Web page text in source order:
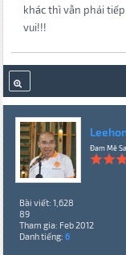
khác thì vẫn phải
vui!!!
Đam Mê
Bài viết: 1,628
89
Tham gia: Feb 2012
Danh tiếng: 6